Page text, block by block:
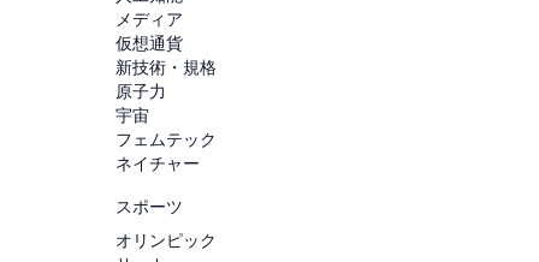
メディア
仮想通貨
新技術・規格
原子力
宇宙
フェムテック
ネイチャー
スポーツ
オリンピック